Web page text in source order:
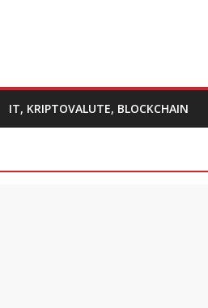
IT, KRIPTOVALUTE, BLOCKCHAIN